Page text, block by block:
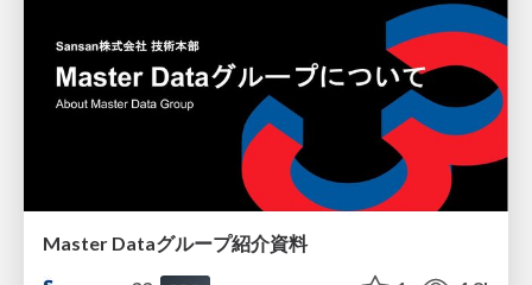
Master Dataグループ紹介資料